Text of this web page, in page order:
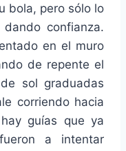
bola, pero sólo lo
confianza.
en el muro
de repente el
sol graduadas
corriendo hacia
guías que ya
a intentar